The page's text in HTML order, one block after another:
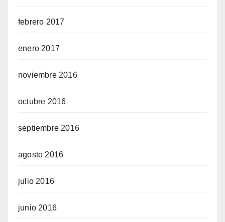
febrero 2017
enero 2017
noviembre 2016
octubre 2016
septiembre 2016
agosto 2016
julio 2016
junio 2016